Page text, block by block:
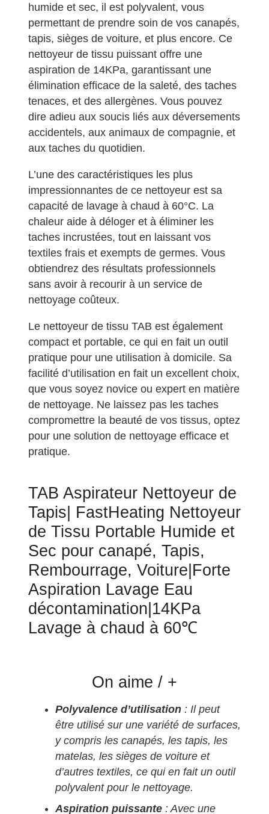
humide et sec, il est polyvalent, vous
permettant de prendre soin de vos canapés,
tapis, sièges de voiture, et plus encore. Ce
nettoyeur de tissu puissant offre une
aspiration de 14KPa, garantissant une
élimination efficace de la saleté, des taches
tenaces, et des allergènes. Vous pouvez
dire adieu aux soucis liés aux déversements
accidentels, aux animaux de compagnie, et
aux taches du quotidien.
L’une des caractéristiques les plus
impressionnantes de ce nettoyeur est sa
capacité de lavage à chaud à 60°C. La
chaleur aide à déloger et à éliminer les
taches incrustées, tout en laissant vos
textiles frais et exempts de germes. Vous
obtiendrez des résultats professionnels
sans avoir à recourir à un service de
nettoyage coûteux.
Le nettoyeur de tissu TAB est également
compact et portable, ce qui en fait un outil
pratique pour une utilisation à domicile. Sa
facilité d’utilisation en fait un excellent choix,
que vous soyez novice ou expert en matière
de nettoyage. Ne laissez pas les taches
compromettre la beauté de vos tissus, optez
pour une solution de nettoyage efficace et
pratique.
TAB Aspirateur Nettoyeur de
Tapis| FastHeating Nettoyeur
de Tissu Portable Humide et
Sec pour canapé, Tapis,
Rembourrage, Voiture|Forte
Aspiration Lavage Eau
décontamination|14KPa
Lavage à chaud à 60℃
On aime / +
Polyvalence d’utilisation : Il peut
être utilisé sur une variété de surfaces,
y compris les canapés, les tapis, les
matelas, les sièges de voiture et
d’autres textiles, ce qui en fait un outil
polyvalent pour le nettoyage.
Aspiration puissante : Avec une